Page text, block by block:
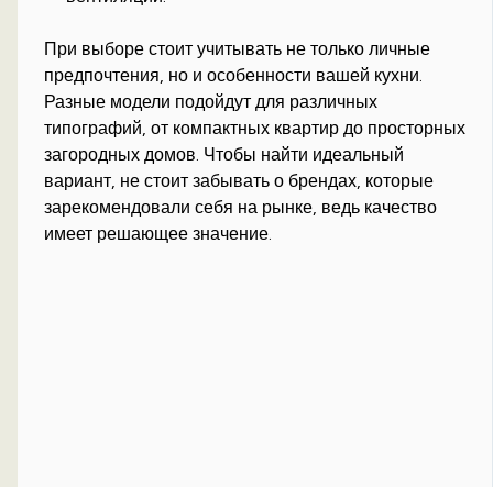
При выборе стоит учитывать не только личные
предпочтения, но и особенности вашей кухни.
Разные модели подойдут для различных
типографий, от компактных квартир до просторных
загородных домов. Чтобы найти идеальный
вариант, не стоит забывать о брендах, которые
зарекомендовали себя на рынке, ведь качество
имеет решающее значение.